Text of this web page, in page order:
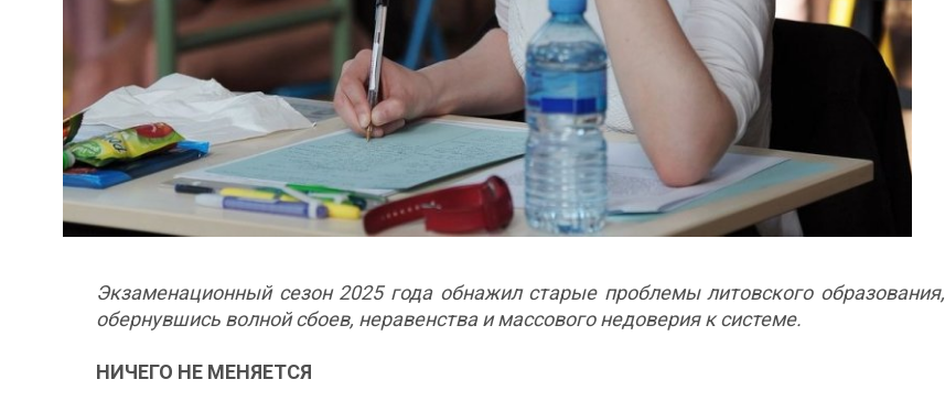
Экзаменационный сезон 2025 года обнажил старые проблемы литовского образования,
обернувшись волной сбоев, неравенства и массового недоверия к системе.
НИЧЕГО НЕ МЕНЯЕТСЯ